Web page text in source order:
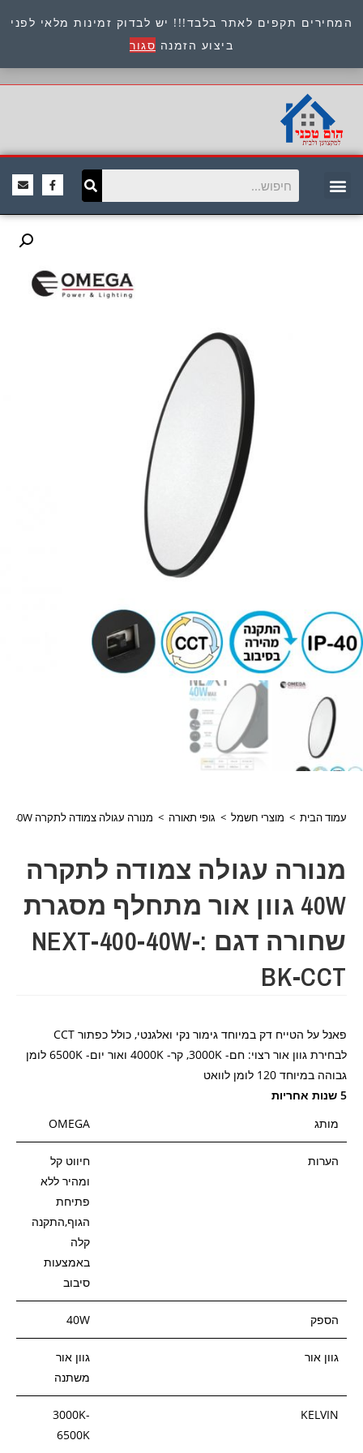
המחירים תקפים לאתר בלבד!!! יש לבדוק זמינות מלאי לפני
ביצוע הזמנה סגור
כתובת : היוזמים 9 אור יהודה שירות לקוחות 054-
8945722
עמוד הבית > מוצרי חשמל > גופי תאורה > מנורה עגולה צמודה לתקרה 40W גוון אור מתחלף מסגרת שחורה דגם :NEXT-400-40W-BK-CCT
מנורה עגולה צמודה לתקרה
40W גוון אור מתחלף מסגרת
שחורה דגם :NEXT-400-40W-
BK-CCT
פאנל על הטייח דק במיוחד גימור נקי ואלגנטי, כולל כפתור CCT
לבחירת גוון אור רצוי: חם- 3000K, קר- 4000K ואור יום- 6500K לומן
גבוהה במיוחד 120 לומן לוואט
5 שנות אחריות
מותג
OMEGA
הערות
חיווט קל
ומהיר ללא
פתיחת
הגוף,התקנה
קלה
באמצעות
סיבוב
הספק 40W
גוון אור
גוון אור
משתנה
KELVIN
3000K-
6500K